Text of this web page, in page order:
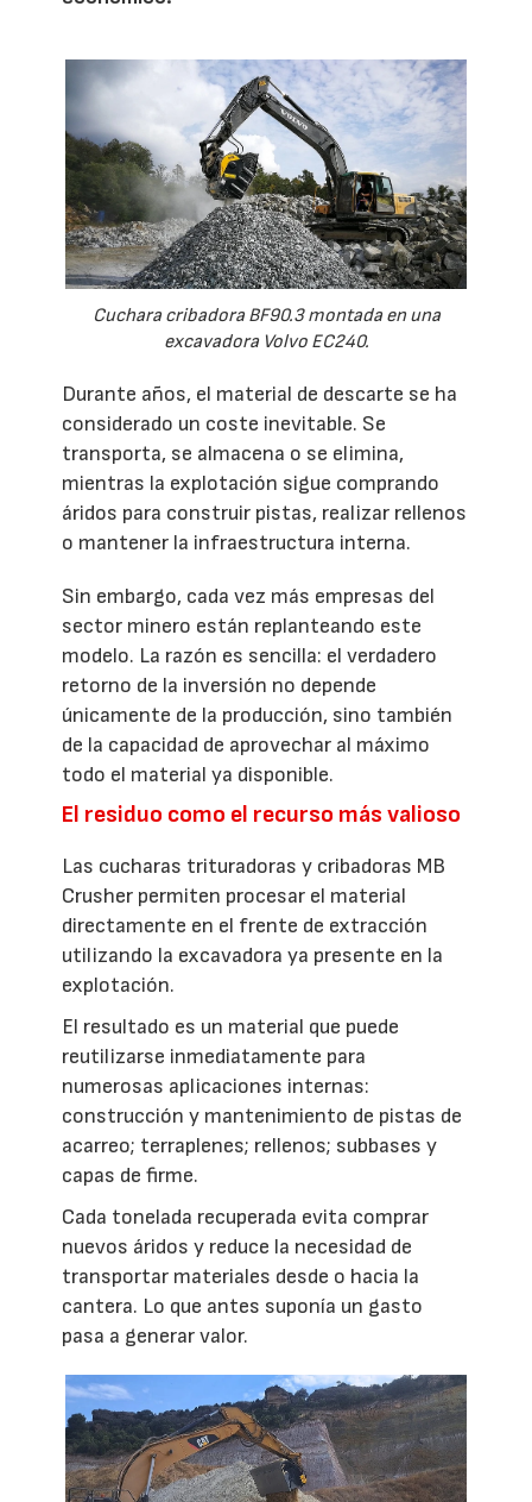
Cuchara cribadora BF90.3 montada en una
excavadora Volvo EC240.
Durante años, el material de descarte se ha
considerado un coste inevitable. Se
transporta, se almacena o se elimina,
mientras la explotación sigue comprando
áridos para construir pistas, realizar rellenos
o mantener la infraestructura interna.
Sin embargo, cada vez más empresas del
sector minero están replanteando este
modelo. La razón es sencilla: el verdadero
retorno de la inversión no depende
únicamente de la producción, sino también
de la capacidad de aprovechar al máximo
todo el material ya disponible.
El residuo como el recurso más valioso
Las cucharas trituradoras y cribadoras MB
Crusher permiten procesar el material
directamente en el frente de extracción
utilizando la excavadora ya presente en la
explotación.
El resultado es un material que puede
reutilizarse inmediatamente para
numerosas aplicaciones internas:
construcción y mantenimiento de pistas de
acarreo; terraplenes; rellenos; subbases y
capas de firme.
Cada tonelada recuperada evita comprar
nuevos áridos y reduce la necesidad de
transportar materiales desde o hacia la
cantera. Lo que antes suponía un gasto
pasa a generar valor.